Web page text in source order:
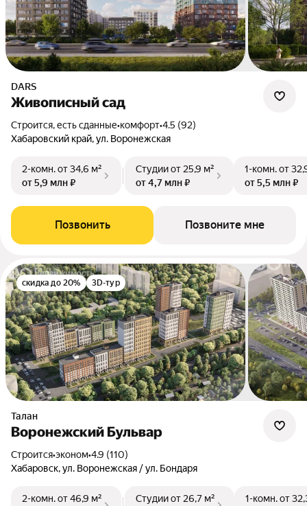
DARS
Живописный сад
Строится, есть сданные•комфорт•4.5 (92)
Хабаровский край, ул. Воронежская
2-комн.от 34,6 м²
от 5,9 млн ₽
Студииот 25,9 м²
от 4,7 млн ₽
1-комн.от
от 5,5 млн ₽
Позвонить Позвоните мне
скидка до 20% 3D-тур
Талан
Воронежский Бульвар
Строится•эконом•4.9 (110)
Хабаровск, ул. Воронежская / ул. Бондаря
2-комн.от 46,9 м²
Студииот 26,7 м²
1-комн.от